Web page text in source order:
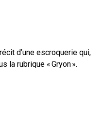
d’une escroquerie qui,
la rubrique « Gryon ».